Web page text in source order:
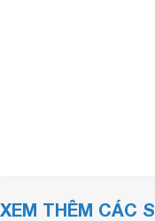
XEM THÊM CÁC